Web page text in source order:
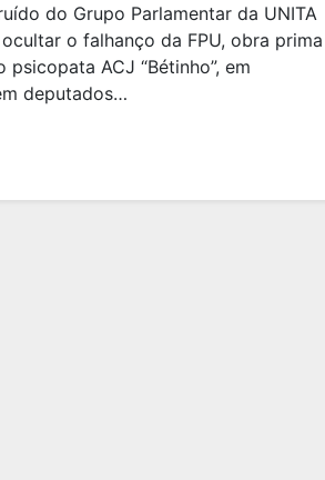
do Grupo Parlamentar da UNITA
o falhanço da FPU, obra prima
ACJ “Bétinho”, em
deputados…